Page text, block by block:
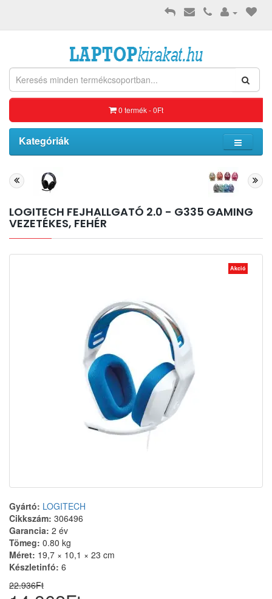
0 termék - 0Ft
Kategóriák
LOGITECH FEJHALLGATÓ 2.0 - G335 GAMING
VEZETÉKES, FEHÉR
Akció
Gyártó: LOGITECH
Cikkszám: 306496
Garancia: 2 év
Tömeg: 0.80 kg
Méret: 19,7 × 10,1 × 23 cm
Készletinfó: 6
22.936Ft